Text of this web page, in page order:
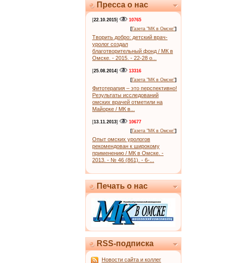
Пресса о нас
[22.10.2015]
10765
[Газета "МК в Омске"]
Творить добро: детский врач-
уролог создал
благотворительный фонд / МК в
Омске. - 2015. - 22-28 о...
[25.08.2014]
13316
[Газета "МК в Омске"]
Фитотерапия – это перспективно!
Результаты исследований
омских врачей отметили на
Майорке / МК в...
[13.11.2013]
10677
[Газета "МК в Омске"]
Опыт омских урологов
рекомендован к широкому
применению / МК в Омске. -
2013. - № 46 (861). - 6-...
Печать о нас
RSS-подписка
Новости сайта и коллег